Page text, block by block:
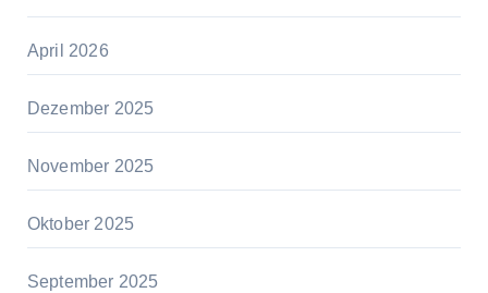
April 2026
Dezember 2025
November 2025
Oktober 2025
September 2025